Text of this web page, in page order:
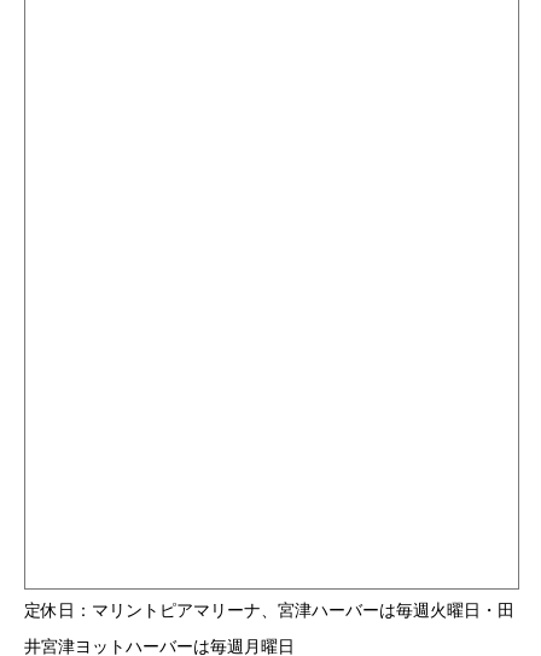
定休日：マリントピアマリーナ、宮津ハーバーは毎週火曜日・田
井宮津ヨットハーバーは毎週月曜日